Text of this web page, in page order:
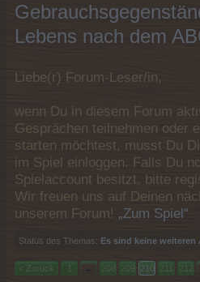
Lebens nach dem
Liebe(r) Forum-Leser/in,
wenn Du in diesem Forum
Gesprächen teilnehmen oder
starten möchtest, musst Du
im Spiel einloggen. Falls Du
Spielaccount besitzt, bitte
Wir freuen uns auf Deinen
unserem Forum! „Zum Spiel“
Status des Themas: Es sind keine
< Zurück 1 ← 208 209 210 211 212